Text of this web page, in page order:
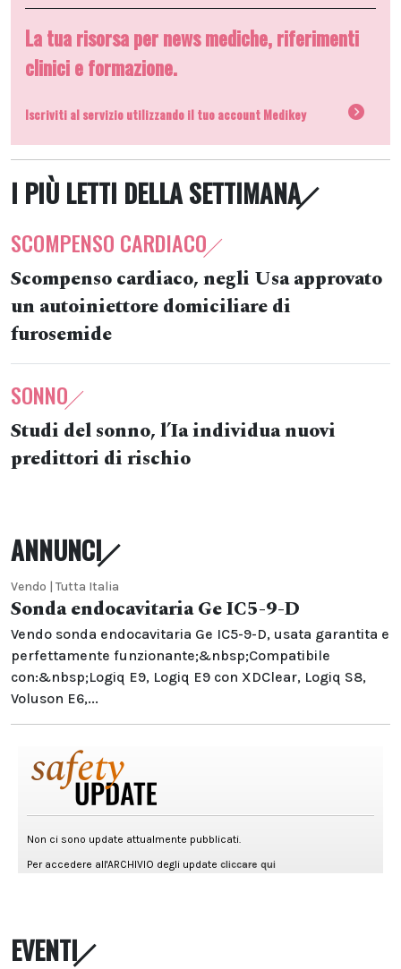
La tua risorsa per news mediche, riferimenti
clinici e formazione.
Iscriviti al servizio utilizzando il tuo account Medikey
I PIÙ LETTI DELLA SETTIMANA
SCOMPENSO CARDIACO
Scompenso cardiaco, negli Usa approvato
un autoiniettore domiciliare di
furosemide
SONNO
Studi del sonno, l’Ia individua nuovi
predittori di rischio
ANNUNCI
Vendo | Tutta Italia
Sonda endocavitaria Ge IC5-9-D
Vendo sonda endocavitaria Ge IC5-9-D, usata garantita e
perfettamente funzionante;&nbsp;Compatibile
con:&nbsp;Logiq E9, Logiq E9 con XDClear, Logiq S8,
Voluson E6,...
EVENTI